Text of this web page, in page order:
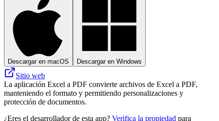
Descargar en macOS Descargar en Windows
Sitio web
La aplicación Excel a PDF convierte archivos de Excel a PDF,
manteniendo el formato y permitiendo personalizaciones y
protección de documentos.
¿Eres el desarrollador de esta app? Verifica la propiedad para